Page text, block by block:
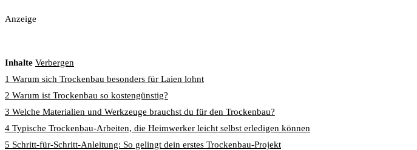
Anzeige
Inhalte Verbergen
1 Warum sich Trockenbau besonders für Laien lohnt
2 Warum ist Trockenbau so kostengünstig?
3 Welche Materialien und Werkzeuge brauchst du für den Trockenbau?
4 Typische Trockenbau-Arbeiten, die Heimwerker leicht selbst erledigen können
5 Schritt-für-Schritt-Anleitung: So gelingt dein erstes Trockenbau-Projekt